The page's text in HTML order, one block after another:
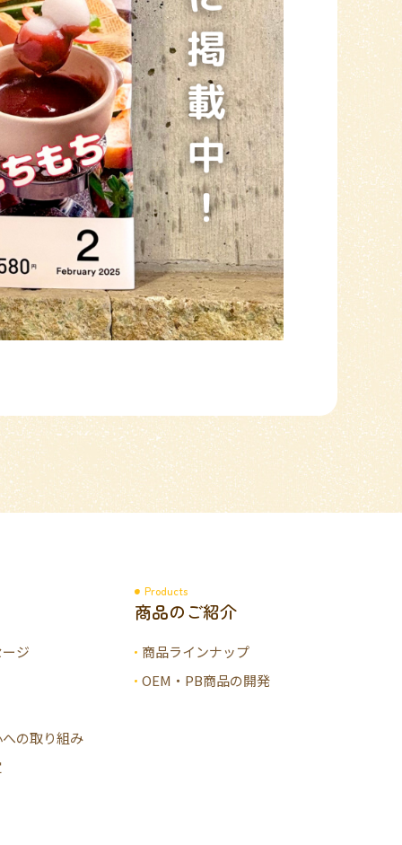
ジ
の取り組み
Products
商品のご紹介
商品ラインナップ
OEM・PB商品の開発